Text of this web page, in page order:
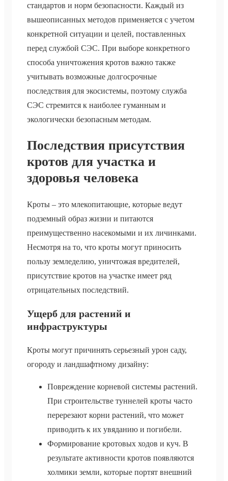
стандартов и норм безопасности. Каждый из
вышеописанных методов применяется с учетом
конкретной ситуации и целей, поставленных
перед службой СЭС. При выборе конкретного
способа уничтожения кротов важно также
учитывать возможные долгосрочные
последствия для экосистемы, поэтому служба
СЭС стремится к наиболее гуманным и
экологически безопасным методам.
Последствия присутствия
кротов для участка и
здоровья человека
Кроты – это млекопитающие, которые ведут
подземный образ жизни и питаются
преимущественно насекомыми и их личинками.
Несмотря на то, что кроты могут приносить
пользу земледелию, уничтожая вредителей,
присутствие кротов на участке имеет ряд
отрицательных последствий.
Ущерб для растений и
инфраструктуры
Кроты могут причинять серьезный урон саду,
огороду и ландшафтному дизайну:
Повреждение корневой системы растений.
При строительстве туннелей кроты часто
перерезают корни растений, что может
приводить к их увяданию и погибели.
Формирование кротовых ходов и куч. В
результате активности кротов появляются
холмики земли, которые портят внешний